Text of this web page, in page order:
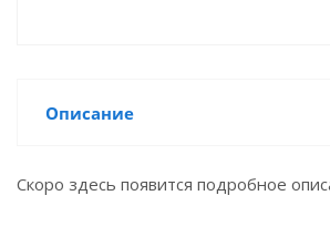
Описание
Скоро здесь появится подробное